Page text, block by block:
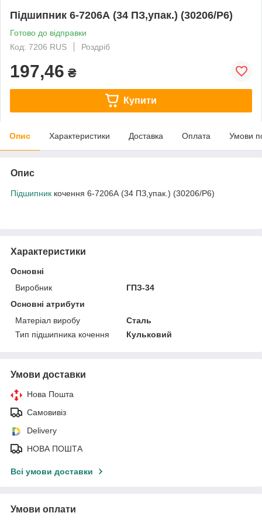
Підшипник 6-7206А (34 ПЗ,упак.) (30206/Р6)
Готово до відправки
Код: 7206 RUS
Роздріб
197,46 ₴
Купити
Опис Характеристики Доставка Оплата Умови
Опис
Підшипник кочення 6-7206А (34 ПЗ,упак.) (30206/Р6)
Характеристики
Основні
Виробник
ГПЗ-34
Основні атрибути
Матеріал виробу
Сталь
Тип підшипника кочення
Кульковий
Умови доставки
Нова Пошта
Самовивіз
Delivery
НОВА ПОШТА
Всі умови доставки
Умови оплати